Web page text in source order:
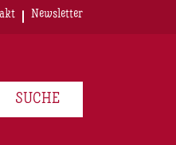
Newsletter
SUCHE